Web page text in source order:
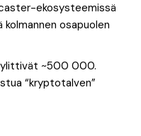
ekosysteemissä
osapuolen
~500 000.
“kryptotalven”